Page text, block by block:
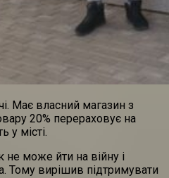
Має власний магазин з
20% перераховує на
у місті.
не може йти на війну і
Тому вирішив підтримувати